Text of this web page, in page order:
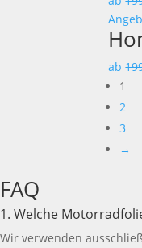
ab
1
2
3
→
FAQ
1. Welche
Wir verwenden